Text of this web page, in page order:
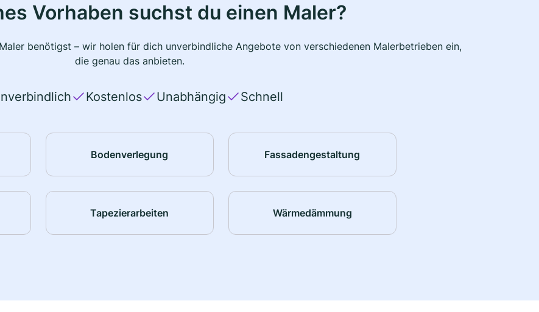
Vorhaben suchst du einen Maler?
benötigst – wir holen für dich unverbindliche Angebote von verschiedenen Malerbetrieben ein,
die genau das anbieten.
Kostenlos Unabhängig Schnell
Bodenverlegung Fassadengestaltung
Tapezierarbeiten Wärmedämmung